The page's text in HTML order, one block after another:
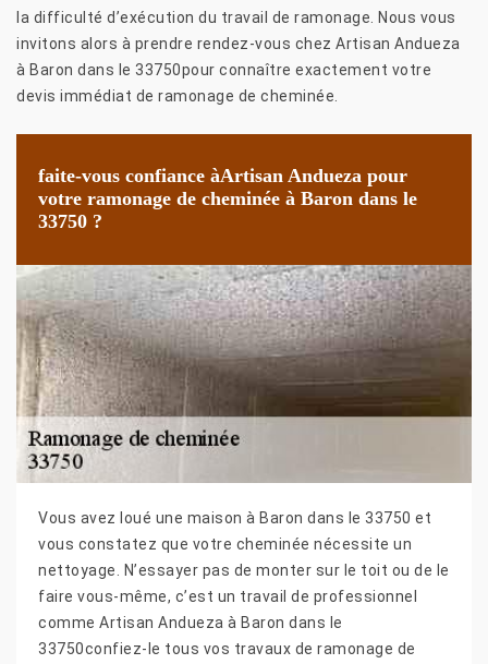
la difficulté d’exécution du travail de ramonage. Nous vous
invitons alors à prendre rendez-vous chez Artisan Andueza
à Baron dans le 33750pour connaître exactement votre
devis immédiat de ramonage de cheminée.
faite-vous confiance àArtisan Andueza pour
votre ramonage de cheminée à Baron dans le
33750 ?
Vous avez loué une maison à Baron dans le 33750 et
vous constatez que votre cheminée nécessite un
nettoyage. N’essayer pas de monter sur le toit ou de le
faire vous-même, c’est un travail de professionnel
comme Artisan Andueza à Baron dans le
33750confiez-le tous vos travaux de ramonage de